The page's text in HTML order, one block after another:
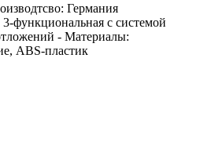
Германия
функциональная с системой
- Материалы:
ABS-пластик